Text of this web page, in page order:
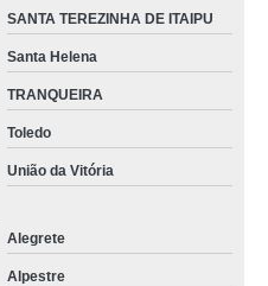
SANTA TEREZINHA DE ITAIPU
Santa Helena
TRANQUEIRA
Toledo
União da Vitória
Alegrete
Alpestre